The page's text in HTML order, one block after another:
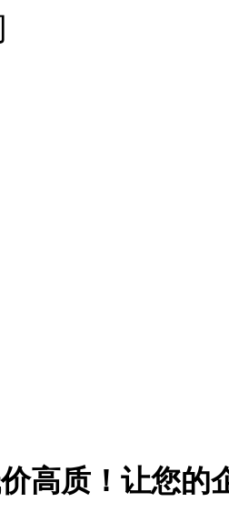
高质！让您的